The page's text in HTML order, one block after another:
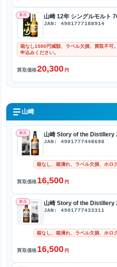
新品 山崎 12年 シングルモルト
JAN: 4901777188914
箱なし1500円減額、ラベル欠損、買取不可
申込みください。
買取価格20,300 円
山崎
新品 山崎 Story of the Distillery
JAN: 4901777448698
箱なし、箱潰れ、ラベル欠損、ホロ
買取価格16,500 円
新品 山崎 Story of the Distillery
JAN: 4901777433311
箱なし、箱潰れ、ラベル欠損、ホロ
買取価格16,500 円